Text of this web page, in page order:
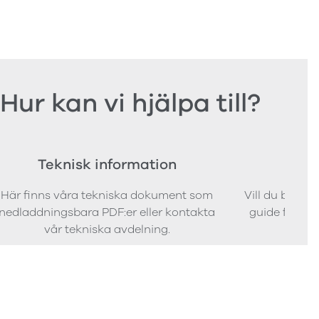
Hur kan vi hjälpa till?
Teknisk information
Här finns våra tekniska dokument som
PDF:er eller kontakta
vår tekniska avdelning.
Vill du
guide för